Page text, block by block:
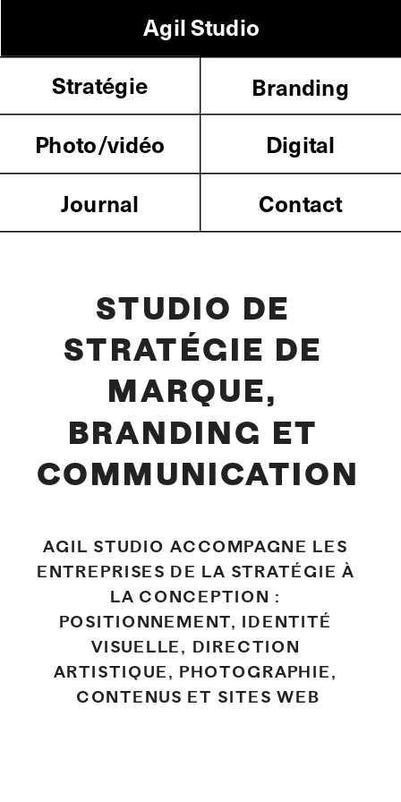
Agil Studio
Stratégie
Branding
Digital
Photo/vidéo
Contact
Journal
STUDIO DE
STRATÉGIE DE
MARQUE,
BRANDING ET
COMMUNICATION
AGIL STUDIO ACCOMPAGNE LES
ENTREPRISES DE LA STRATÉGIE À
LA CONCEPTION :
POSITIONNEMENT, IDENTITÉ
VISUELLE, DIRECTION
ARTISTIQUE, PHOTOGRAPHIE,
CONTENUS ET SITES WEB